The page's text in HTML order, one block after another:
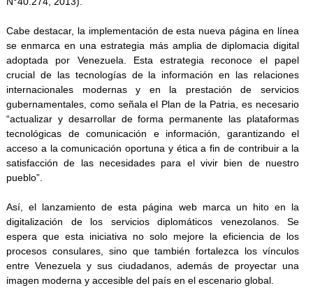
Cabe destacar, la implementación de esta nueva página en línea
se enmarca en una estrategia más amplia de diplomacia digital
adoptada por Venezuela. Esta estrategia reconoce el papel
crucial de las tecnologías de la información en las relaciones
internacionales modernas y en la prestación de servicios
gubernamentales, como señala el Plan de la Patria, es necesario
“actualizar y desarrollar de forma permanente las plataformas
tecnológicas de comunicación e información, garantizando el
acceso a la comunicación oportuna y ética a fin de contribuir a la
satisfacción de las necesidades para el vivir bien de nuestro
pueblo”.
Así, el lanzamiento de esta página web marca un hito en la
digitalización de los servicios diplomáticos venezolanos. Se
espera que esta iniciativa no solo mejore la eficiencia de los
procesos consulares, sino que también fortalezca los vínculos
entre Venezuela y sus ciudadanos, además de proyectar una
imagen moderna y accesible del país en el escenario global.